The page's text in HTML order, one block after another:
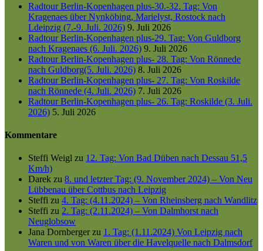
Radtour Berlin-Kopenhagen plus-30.-32. Tag: Von
Kragenaes über Nynköbing, Marielyst, Rostock nach
Ldeipzig (7.-9. Juli. 2026) 9. Juli 2026
Radtour Berlin-Kopenhagen plus-29. Tag: Von Guldborg
nach Kragenaes (6. Juli. 2026) 9. Juli 2026
Radtour Berlin-Kopenhagen plus- 28. Tag: Von Rönnede
nach Guldborg(5. Juli. 2026) 8. Juli 2026
Radtour Berlin-Kopenhagen plus- 27. Tag: Von Roskilde
nach Rönnede (4. Juli. 2026) 7. Juli 2026
Radtour Berlin-Kopenhagen plus- 26. Tag: Roskilde (3. Juli.
2026) 5. Juli 2026
Kommentare
Steffi Weigl zu 12. Tag: Von Bad Düben nach Dessau 51,5
Km/h)
Darek zu 8. und letzter Tag: (9. November 2024) – Von Neu
Lübbenau über Cottbus nach Leipzig
Steffi zu 4. Tag: (4.11.2024) – Von Rheinsberg nach Wandlitz
Steffi zu 2. Tag: (2.11.2024) – Von Dalmhorst nach
Neuglobsow
Jana Dornbergerzu 1. Tag: (1.11.2024) Von Leipzig nach
Waren und von Waren über die Havelquelle nach Dalmsdorf